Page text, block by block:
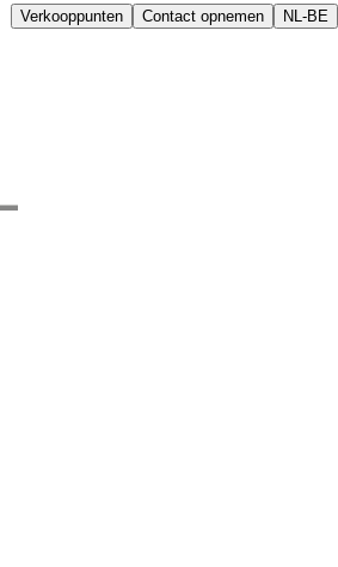
Verkooppunten Contact opnemen NL-BE